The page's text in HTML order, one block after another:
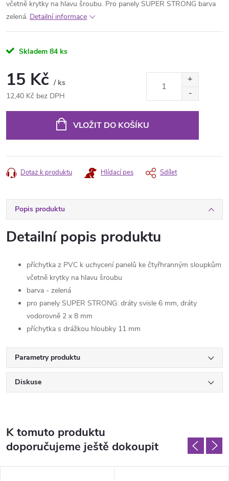
včetně krytky na hlavu šroubu. Pro panely SUPER STRONG barva
zelená. Detailní informace
Skladem 84 ks
15 Kč / ks
12,40 Kč bez DPH
VLOŽIT DO KOŠÍKU
Dotaz k produktu Hlídací pes Sdílet
Popis produktu
Detailní popis produktu
příchytka z PVC k uchycení panelů ke čtyřhranným sloupkům
včetně krytky na hlavu šroubu
barva - zelená
pro panely SUPER STRONG: dráty svisle 6 mm, dráty
vodorovně 2 x 8 mm
příchytka s drážkou hloubky 11 mm
Parametry produktu
Diskuse
K tomuto produktu
doporučujeme ještě dokoupit